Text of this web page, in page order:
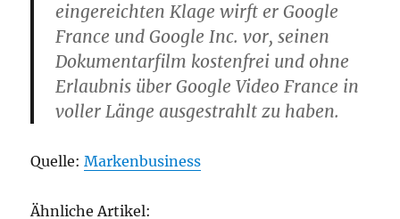
eingereichten Klage wirft er Google
France und Google Inc. vor, seinen
Dokumentarfilm kostenfrei und ohne
Erlaubnis über Google Video France in
voller Länge ausgestrahlt zu haben.
Quelle:Markenbusiness
Ähnliche Artikel: